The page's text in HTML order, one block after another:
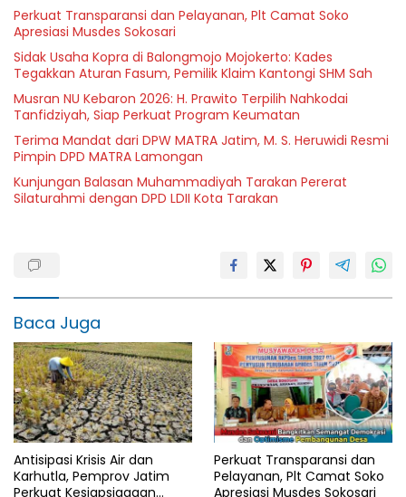
Perkuat Transparansi dan Pelayanan, Plt Camat Soko
Apresiasi Musdes Sokosari
Sidak Usaha Kopra di Balongmojo Mojokerto: Kades
Tegakkan Aturan Fasum, Pemilik Klaim Kantongi SHM Sah
Musran NU Kebaron 2026: H. Prawito Terpilih Nahkodai
Tanfidziyah, Siap Perkuat Program Keumatan
Terima Mandat dari DPW MATRA Jatim, M. S. Heruwidi Resmi
Pimpin DPD MATRA Lamongan
Kunjungan Balasan Muhammadiyah Tarakan Pererat
Silaturahmi dengan DPD LDII Kota Tarakan
Baca Juga
Antisipasi Krisis Air dan
Karhutla, Pemprov Jatim
Perkuat Kesiapsiagaan
Perkuat Transparansi dan
Pelayanan, Plt Camat Soko
Apresiasi Musdes Sokosari